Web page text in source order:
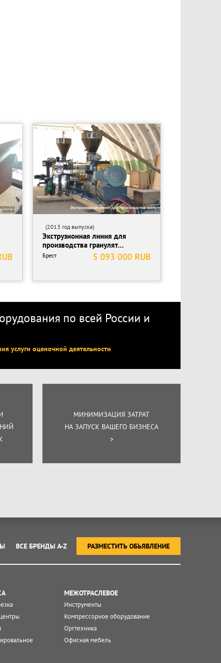
(2013 год выпуска)
Экструзионная линия для
производства гранулят...
5 093 000 RUB
Брест
по всей России и
услуги оценочной деятельности
МИНИМИЗАЦИЯ ЗАТРАТ
НА ЗАПУСК ВАШЕГО БИЗНЕСА
>
РАЗМЕСТИТЬ ОБЬЯВЛЕНИЕ
ВСЕ БРЕНДЫ A-Z
МЕЖОТРАСЛЕВОЕ
Инструменты
Компрессорное оборудование
Оргтехника
Офисная мебель